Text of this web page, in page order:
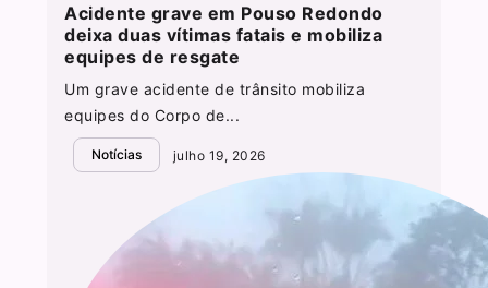
Acidente grave em Pouso Redondo
deixa duas vítimas fatais e mobiliza
equipes de resgate
Um grave acidente de trânsito mobiliza
equipes do Corpo de...
Notícias julho 19, 2026